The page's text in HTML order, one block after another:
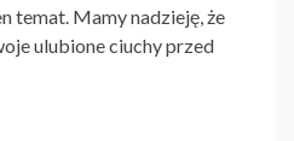
temat. Mamy nadzieję, że
ulubione ciuchy przed